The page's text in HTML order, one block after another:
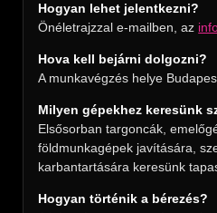
Hogyan lehet jelentkezni?
Önéletrajzzal e-mailben, az
Hova kell bejárni dolgozni?
A munkavégzés helye
Milyen gépekhez keresünk
Elsősorban targoncák,
földmunkagépek javítására,
karbantartására keresünk
Hogyan történik a bérezés?